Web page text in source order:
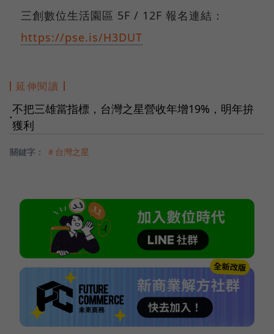
三創數位生活園區 5F / 12F 報名連結：
https://pse.is/H3DUT
延伸閱讀
●
不把三雄當指標，台灣之星營收年增19%，明年拚
獲利
關鍵字： ＃台灣之星